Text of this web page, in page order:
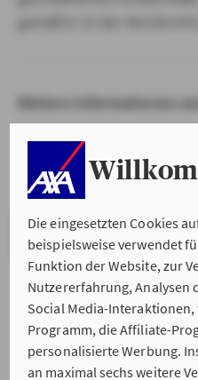
Die eingesetzten Cookies
beispielsweise verwendet
Funktion der Website, zur
Nutzererfahrung, Analysen
Social Media-
Programm, die Affiliate-
personalisierte Werbung.
an maximal sechs weitere
Weitere Informationen